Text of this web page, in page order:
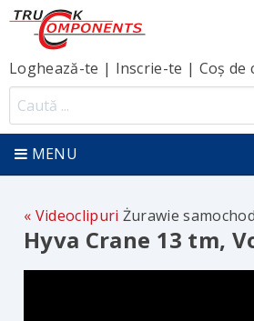
Loghează-te | Inscrie-te | Coș de
MENU
Videoclipuri Żurawie
Hyva Crane 13 tm,